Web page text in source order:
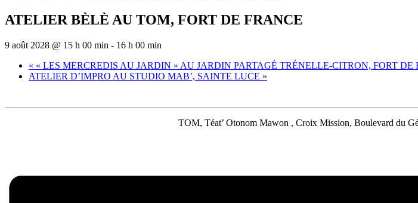
ATELIER BÈLÈ AU TOM, FORT DE FRANCE
9 août 2028 @ 15 h 00 min - 16 h 00 min
« « LES MERCREDIS AU JARDIN » AU JARDIN PARTAGÉ TRÉNELLE-CITRON, FORT DE
ATELIER D’IMPRO AU STUDIO MAB’, SAINTE LUCE »
TOM, Téat’ Otonom Mawon , Croix Mission, Boulevard du